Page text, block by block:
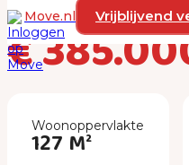
Move.nl
Vrijblijvend
€
Woonoppervlakte
127 M²